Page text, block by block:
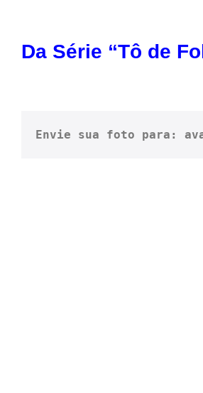
Da Série “Tô de
Envie sua foto para: